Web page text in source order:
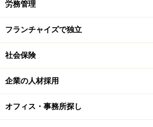
労務管理
フランチャイズで独立
社会保険
企業の人材採用
オフィス・事務所探し